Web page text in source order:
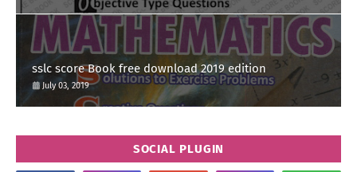
sslc score Book free download 2019 edition
July 03, 2019
SOCIAL PLUGIN